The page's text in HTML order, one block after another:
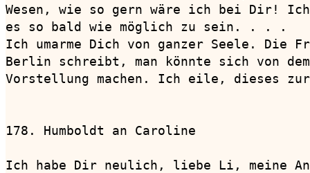
Wesen, wie so gern wäre ich bei Dir!
es so bald wie möglich zu sein. . . .
Ich umarme Dich von ganzer Seele. Die
Berlin schreibt, man könnte sich von
Vorstellung machen. Ich eile, dieses
178. Humboldt an Caroline
Ich habe Dir neulich, liebe Li, meine